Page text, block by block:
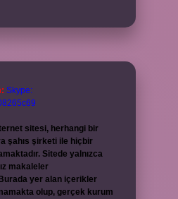
Skype:
sitesi, herhangi bir
şahıs şirketi ile hiçbir
Sitede yalnızca
makaleler
yer alan içerikler
olup, gerçek kurum